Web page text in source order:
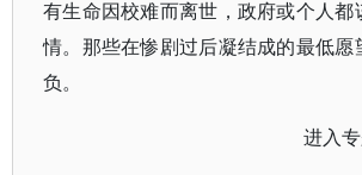
有生命因校难而离世，政府或个人都
情。那些在惨剧过后凝结成的最低愿
负。
进入